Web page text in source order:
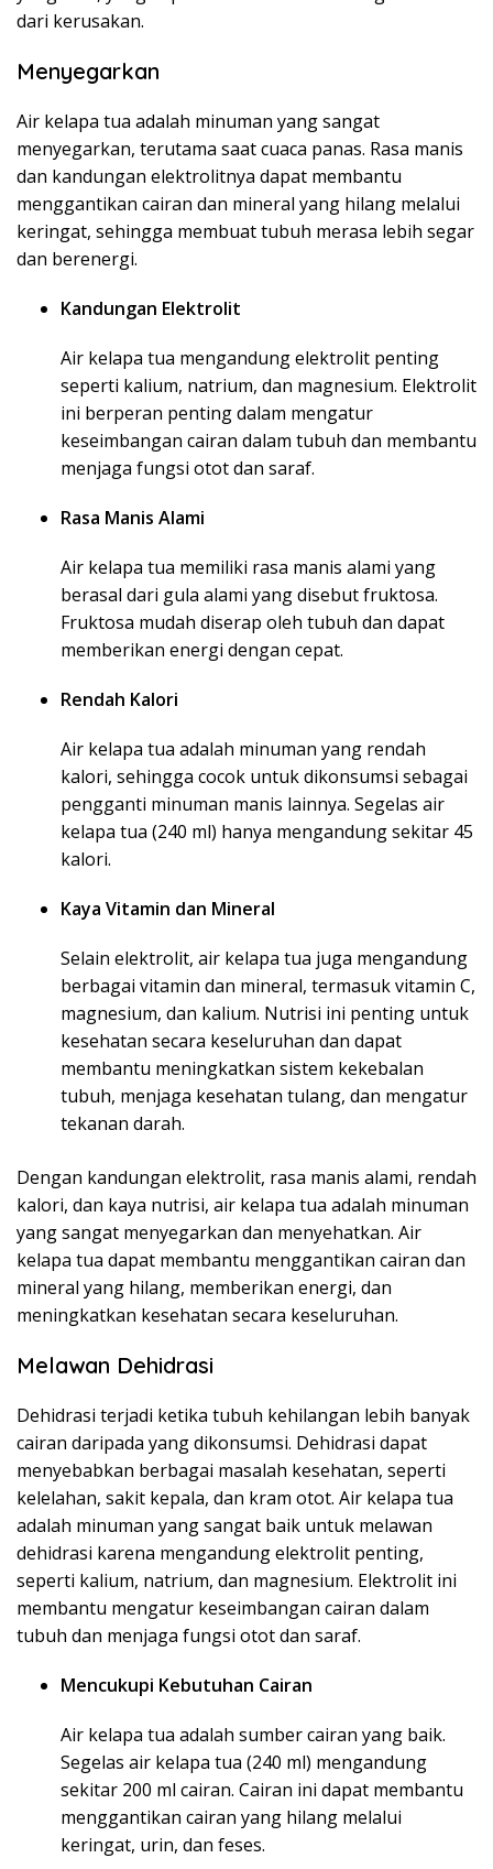
dari kerusakan.
Menyegarkan
Air kelapa tua adalah minuman yang sangat
menyegarkan, terutama saat cuaca panas. Rasa manis
dan kandungan elektrolitnya dapat membantu
menggantikan cairan dan mineral yang hilang melalui
keringat, sehingga membuat tubuh merasa lebih segar
dan berenergi.
Kandungan Elektrolit
Air kelapa tua mengandung elektrolit penting
seperti kalium, natrium, dan magnesium. Elektrolit
ini berperan penting dalam mengatur
keseimbangan cairan dalam tubuh dan membantu
menjaga fungsi otot dan saraf.
Rasa Manis Alami
Air kelapa tua memiliki rasa manis alami yang
berasal dari gula alami yang disebut fruktosa.
Fruktosa mudah diserap oleh tubuh dan dapat
memberikan energi dengan cepat.
Rendah Kalori
Air kelapa tua adalah minuman yang rendah
kalori, sehingga cocok untuk dikonsumsi sebagai
pengganti minuman manis lainnya. Segelas air
kelapa tua (240 ml) hanya mengandung sekitar 45
kalori.
Kaya Vitamin dan Mineral
Selain elektrolit, air kelapa tua juga mengandung
berbagai vitamin dan mineral, termasuk vitamin C,
magnesium, dan kalium. Nutrisi ini penting untuk
kesehatan secara keseluruhan dan dapat
membantu meningkatkan sistem kekebalan
tubuh, menjaga kesehatan tulang, dan mengatur
tekanan darah.
Dengan kandungan elektrolit, rasa manis alami, rendah
kalori, dan kaya nutrisi, air kelapa tua adalah minuman
yang sangat menyegarkan dan menyehatkan. Air
kelapa tua dapat membantu menggantikan cairan dan
mineral yang hilang, memberikan energi, dan
meningkatkan kesehatan secara keseluruhan.
Melawan Dehidrasi
Dehidrasi terjadi ketika tubuh kehilangan lebih banyak
cairan daripada yang dikonsumsi. Dehidrasi dapat
menyebabkan berbagai masalah kesehatan, seperti
kelelahan, sakit kepala, dan kram otot. Air kelapa tua
adalah minuman yang sangat baik untuk melawan
dehidrasi karena mengandung elektrolit penting,
seperti kalium, natrium, dan magnesium. Elektrolit ini
membantu mengatur keseimbangan cairan dalam
tubuh dan menjaga fungsi otot dan saraf.
Mencukupi Kebutuhan Cairan
Air kelapa tua adalah sumber cairan yang baik.
Segelas air kelapa tua (240 ml) mengandung
sekitar 200 ml cairan. Cairan ini dapat membantu
menggantikan cairan yang hilang melalui
keringat, urin, dan feses.